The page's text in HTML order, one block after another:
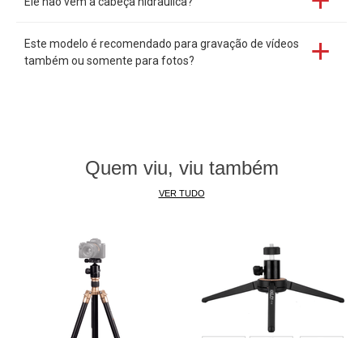
Este modelo é recomendado para gravação de vídeos
também ou somente para fotos?
Quem viu, viu também
VER TUDO